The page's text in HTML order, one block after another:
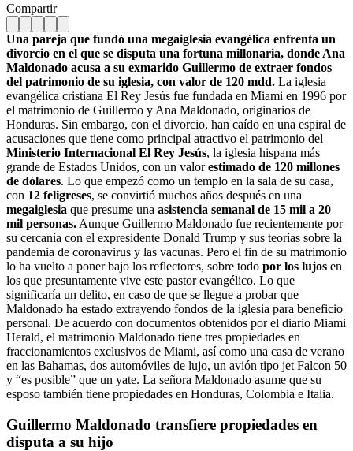
Compartir
Una pareja que fundó una megaiglesia evangélica enfrenta un
divorcio en el que se disputa una fortuna millonaria, donde Ana
Maldonado acusa a su exmarido Guillermo de extraer fondos
del patrimonio de su iglesia, con valor de 120 mdd. La iglesia
evangélica cristiana El Rey Jesús fue fundada en Miami en 1996 por
el matrimonio de Guillermo y Ana Maldonado, originarios de
Honduras. Sin embargo, con el divorcio, han caído en una espiral de
acusaciones que tiene como principal atractivo el patrimonio del
Ministerio Internacional El Rey Jesús, la iglesia hispana más
grande de Estados Unidos, con un valorestimado de 120 millones
de dólares. Lo que empezó como un templo en la sala de su casa,
con 12 feligreses, se convirtió muchos años después en una
megaiglesia que presume una asistencia semanal de 15 mil a 20
mil personas. Aunque Guillermo Maldonado fue recientemente por
su cercanía con el expresidente Donald Trump y sus teorías sobre la
pandemia de coronavirus y las vacunas. Pero el fin de su matrimonio
lo ha vuelto a poner bajo los reflectores, sobre todo por los lujos en
los que presuntamente vive este pastor evangélico. Lo que
significaría un delito, en caso de que se llegue a probar que
Maldonado ha estado extrayendo fondos de la iglesia para beneficio
personal. De acuerdo con documentos obtenidos por el diario Miami
Herald, el matrimonio Maldonado tiene tres propiedades en
fraccionamientos exclusivos de Miami, así como una casa de verano
en las Bahamas, dos automóviles de lujo, un avión tipo jet Falcon 50
y “es posible” que un yate. La señora Maldonado asume que su
esposo también tiene propiedades en Honduras, Colombia e Italia.
Guillermo Maldonado transfiere propiedades en
disputa a su hijo